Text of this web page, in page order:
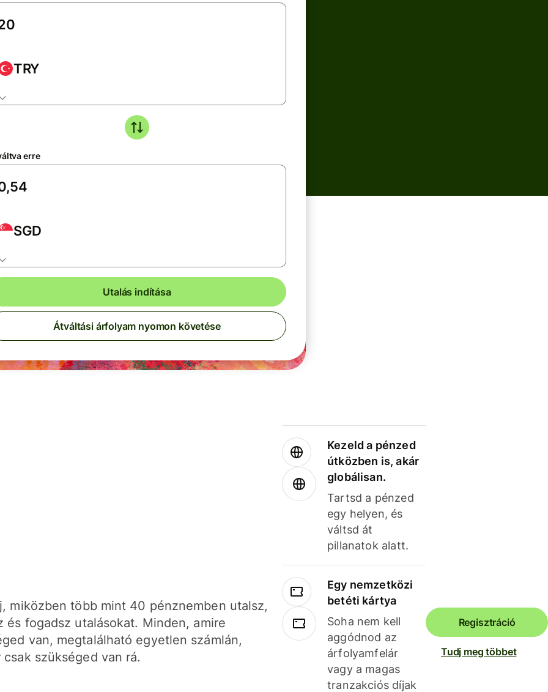
TRY
erre
SGD
Utalás indítása
Átváltási árfolyam nyomon követése
miközben több mint 40 pénznemben utalsz,
és fogadsz utalásokat. Minden, amire
van, megtalálható egyetlen számlán,
csak szükséged van rá.
Kezeld a pénzed
útközben is, akár
globálisan.
Tartsd a pénzed
egy helyen, és
váltsd át
pillanatok alatt.
Egy nemzetközi
betéti kártya
Soha nem kell
aggódnod az
árfolyamfelár
vagy a magas
tranzakciós díjak
Regisztráció
Tudj meg többet